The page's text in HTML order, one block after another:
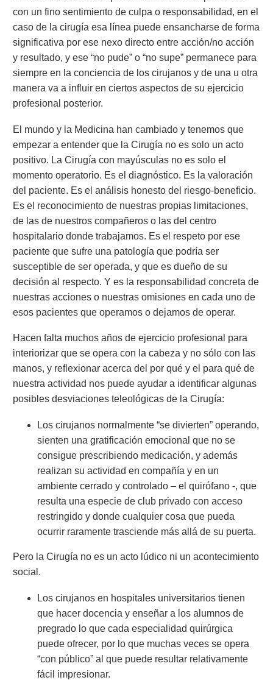
con un fino sentimiento de culpa o responsabilidad, en el
caso de la cirugía esa línea puede ensancharse de forma
significativa por ese nexo directo entre acción/no acción
y resultado, y ese “no pude” o “no supe” permanece para
siempre en la conciencia de los cirujanos y de una u otra
manera va a influir en ciertos aspectos de su ejercicio
profesional posterior.
El mundo y la Medicina han cambiado y tenemos que
empezar a entender que la Cirugía no es solo un acto
positivo. La Cirugía con mayúsculas no es solo el
momento operatorio. Es el diagnóstico. Es la valoración
del paciente. Es el análisis honesto del riesgo-beneficio.
Es el reconocimiento de nuestras propias limitaciones,
de las de nuestros compañeros o las del centro
hospitalario donde trabajamos. Es el respeto por ese
paciente que sufre una patología que podría ser
susceptible de ser operada, y que es dueño de su
decisión al respecto. Y es la responsabilidad concreta de
nuestras acciones o nuestras omisiones en cada uno de
esos pacientes que operamos o dejamos de operar.
Hacen falta muchos años de ejercicio profesional para
interiorizar que se opera con la cabeza y no sólo con las
manos, y reflexionar acerca del por qué y el para qué de
nuestra actividad nos puede ayudar a identificar algunas
posibles desviaciones teleológicas de la Cirugía:
Los cirujanos normalmente “se divierten” operando,
sienten una gratificación emocional que no se
consigue prescribiendo medicación, y además
realizan su actividad en compañía y en un
ambiente cerrado y controlado – el quirófano -, que
resulta una especie de club privado con acceso
restringido y donde cualquier cosa que pueda
ocurrir raramente trasciende más allá de su puerta.
Pero la Cirugía no es un acto lúdico ni un acontecimiento
social.
Los cirujanos en hospitales universitarios tienen
que hacer docencia y enseñar a los alumnos de
pregrado lo que cada especialidad quirúrgica
puede ofrecer, por lo que muchas veces se opera
“con público” al que puede resultar relativamente
fácil impresionar.